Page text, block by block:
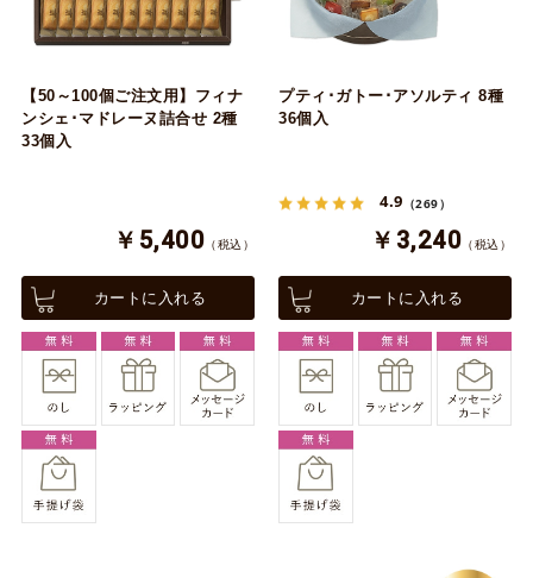
【50～100個ご注文用】フィナ
ンシェ･マドレーヌ詰合せ 2種
33個入
￥5,400 （税込）
カートに入れる
プティ･ガトー･アソルティ 8種
36個入
4.9 （269）
￥3,240 （税込）
カートに入れる